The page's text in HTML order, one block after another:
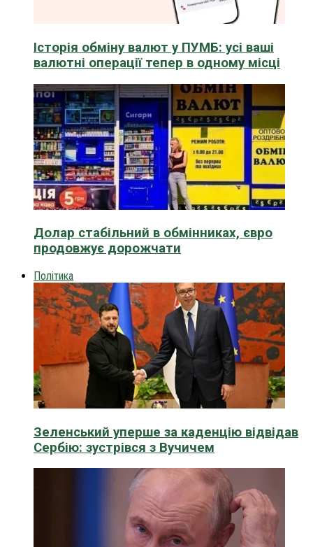
Історія обміну валют у ПУМБ: усі ваші
валютні операції тепер в одному місці
Долар стабільний в обмінниках, євро
продовжує дорожчати
Політика
Зеленський уперше за каденцію відвідав
Сербію: зустрівся з Вучичем